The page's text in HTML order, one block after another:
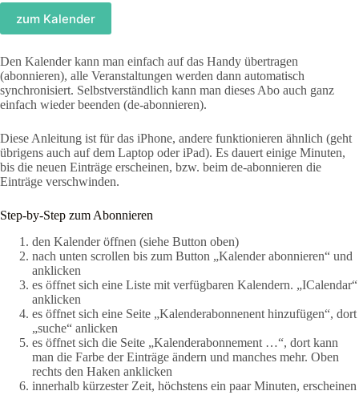
zum Kalender
Den Kalender kann man einfach auf das Handy übertragen
(abonnieren), alle Veranstaltungen werden dann automatisch
synchronisiert. Selbstverständlich kann man dieses Abo auch ganz
einfach wieder beenden (de-abonnieren).
Diese Anleitung ist für das iPhone, andere funktionieren ähnlich (geht
übrigens auch auf dem Laptop oder iPad). Es dauert einige Minuten,
bis die neuen Einträge erscheinen, bzw. beim de-abonnieren die
Einträge verschwinden.
Step-by-Step zum Abonnieren
den Kalender öffnen (siehe Button oben)
nach unten scrollen bis zum Button „Kalender abonnieren“ und
anklicken
es öffnet sich eine Liste mit verfügbaren Kalendern. „ICalendar“
anklicken
es öffnet sich eine Seite „Kalenderabonnenent hinzufügen“, dort
„suche“ anlicken
es öffnet sich die Seite „Kalenderabonnement …“, dort kann
man die Farbe der Einträge ändern und manches mehr. Oben
rechts den Haken anklicken
innerhalb kürzester Zeit, höchstens ein paar Minuten, erscheinen